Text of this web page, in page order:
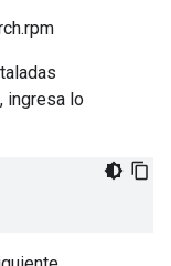
ingresa lo